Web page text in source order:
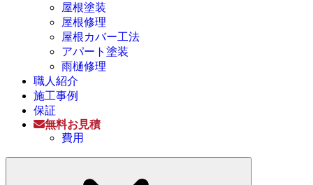
屋根塗装
屋根修理
屋根カバー工法
アパート塗装
雨樋修理
職人紹介
施工事例
保証
無料お見積
費用